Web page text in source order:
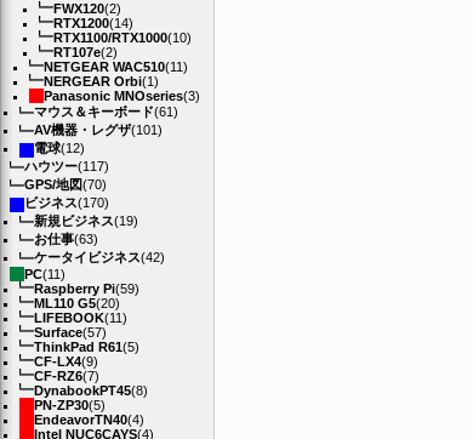
FWX120(2)
RTX1200(14)
RTX1100/RTX1000(10)
RT107e(2)
NETGEAR WAC510(11)
NERGEAR Orbi(1)
Panasonic MNOseries(3)
マウス＆キーボード(61)
AV機器・レグザ(101)
電球(12)
ハウツー(117)
GPS/地図(70)
ビジネス(170)
新規ビジネス(19)
お仕事(63)
ケータイビジネス(42)
PC(11)
Raspberry Pi(59)
ML110 G5(20)
LIFEBOOK(11)
Surface(57)
ThinkPad R61(5)
CF-LX4(9)
CF-RZ6(7)
DynabookPT45(8)
PN-ZP30(5)
EndeavorTN40(4)
Intel NUC6CAYS(4)